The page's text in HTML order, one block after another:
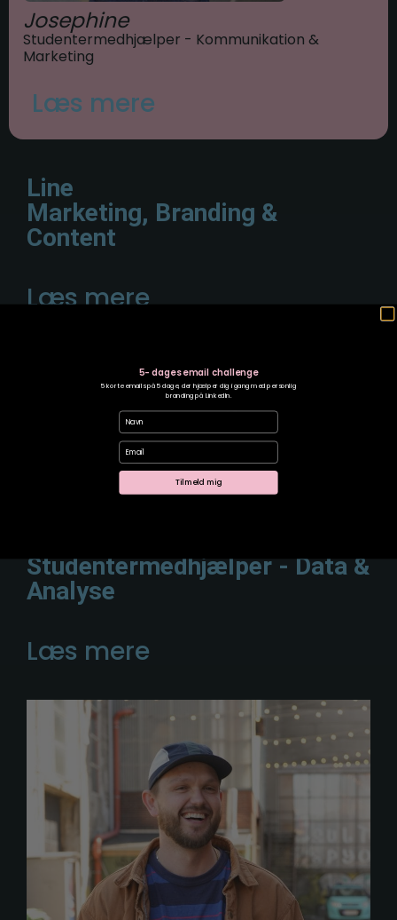
Josephine
Studentermedhjælper - Kommunikation &
Marketing
Læs mere
Line
Marketing, Branding &
Content
Læs mere
Kasper
Personlig branding & Content
Læs mere
Studentermedhjælper - Data &
Analyse
Læs mere
5- dages email challenge
5 korte emails på 5 dage, der hjælper dig i gang med personlig
branding på LinkedIn.
Navn
Email
Tilmeld mig